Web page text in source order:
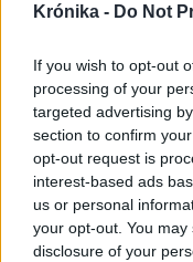
Krónika - Do Not
If you wish to opt-out
processing of your
targeted advertising
section to confirm
opt-out request is
interest-based ads
us or personal
your opt-out. You
disclosure of your
2026. augusztus
A